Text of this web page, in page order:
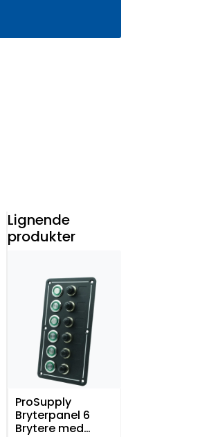
Lignende
produkter
ProSupply
Bryterpanel 6
Brytere med